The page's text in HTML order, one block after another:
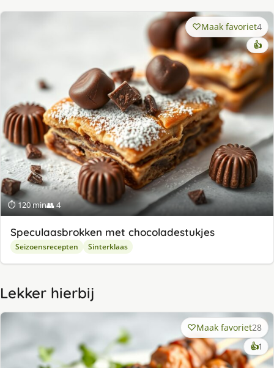
⏱ 120 min👥 4
Maak favoriet4
👍
Speculaasbrokken met chocoladestukjes
Seizoensrecepten Sinterklaas
Lekker hierbij
Maak favoriet28
👍1